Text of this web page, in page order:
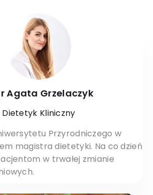
Agata Grzelaczyk
Dietetyk Kliniczny
Przyrodniczego w
magistra dietetyki. Na co dzień
w trwałej zmianie